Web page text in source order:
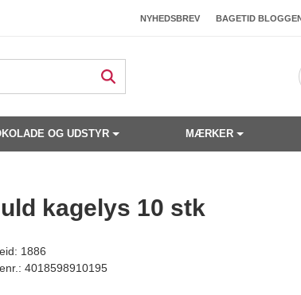
NYHEDSBREV BAGETID
OG UDSTYR MÆRKER
interesse?
kagelys 10 stk
1886
4018598910195